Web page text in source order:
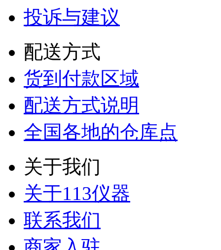
投诉与建议
配送方式
货到付款区域
配送方式说明
全国各地的仓库点
关于我们
关于113仪器
联系我们